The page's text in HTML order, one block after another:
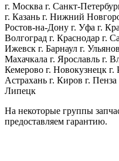
г. Москва г. Санкт-
г. Казань г. Нижний
Ростов-на-Дону г. Уфа г.
Волгоград г. Краснодар г.
Ижевск г. Барнаул г.
Махачкала г. Ярославль г.
Кемерово г. Новокузнецк
Астрахань г. Киров г.
Липецк
На некоторые группы
предоставляем гарантию.